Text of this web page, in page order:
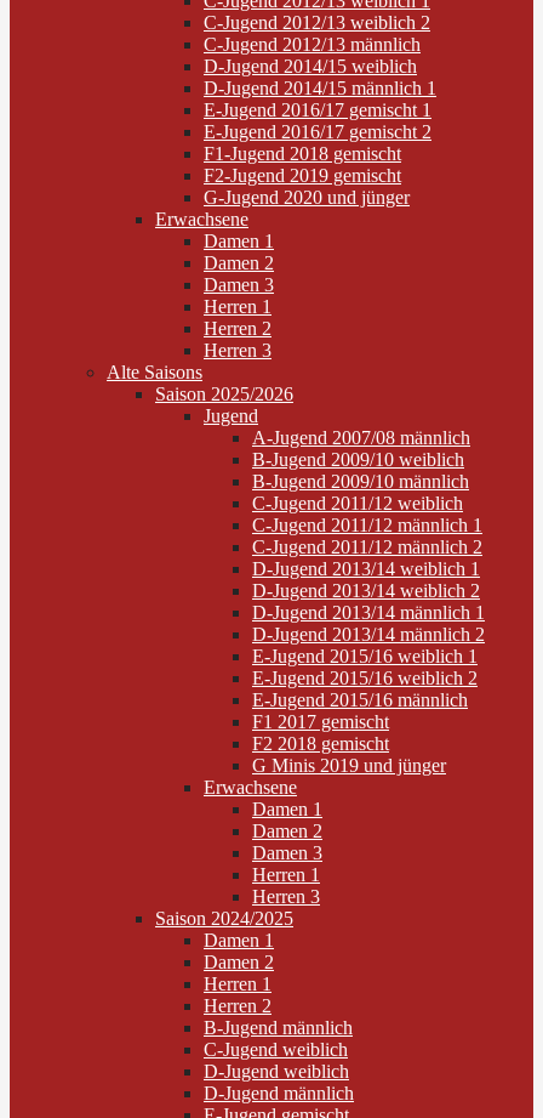
C-Jugend 2012/13 weiblich 2
C-Jugend 2012/13 männlich
D-Jugend 2014/15 weiblich
D-Jugend 2014/15 männlich 1
E-Jugend 2016/17 gemischt 1
E-Jugend 2016/17 gemischt 2
F1-Jugend 2018 gemischt
F2-Jugend 2019 gemischt
G-Jugend 2020 und jünger
Erwachsene
Damen 1
Damen 2
Damen 3
Herren 1
Herren 2
Herren 3
Alte Saisons
Saison 2025/2026
Jugend
A-Jugend 2007/08 männlich
B-Jugend 2009/10 weiblich
B-Jugend 2009/10 männlich
C-Jugend 2011/12 weiblich
C-Jugend 2011/12 männlich 1
C-Jugend 2011/12 männlich 2
D-Jugend 2013/14 weiblich 1
D-Jugend 2013/14 weiblich 2
D-Jugend 2013/14 männlich 1
D-Jugend 2013/14 männlich 2
E-Jugend 2015/16 weiblich 1
E-Jugend 2015/16 weiblich 2
E-Jugend 2015/16 männlich
F1 2017 gemischt
F2 2018 gemischt
G Minis 2019 und jünger
Erwachsene
Damen 1
Damen 2
Damen 3
Herren 1
Herren 3
Saison 2024/2025
Damen 1
Damen 2
Herren 1
Herren 2
B-Jugend männlich
C-Jugend weiblich
D-Jugend weiblich
D-Jugend männlich